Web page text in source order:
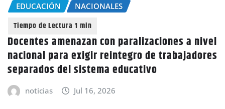
EDUCACIÓN NACIONALES
Docentes amenazan con paralizaciones a nivel
nacional para exigir reintegro de trabajadores
separados del sistema educativo
noticias Jul 16, 2026